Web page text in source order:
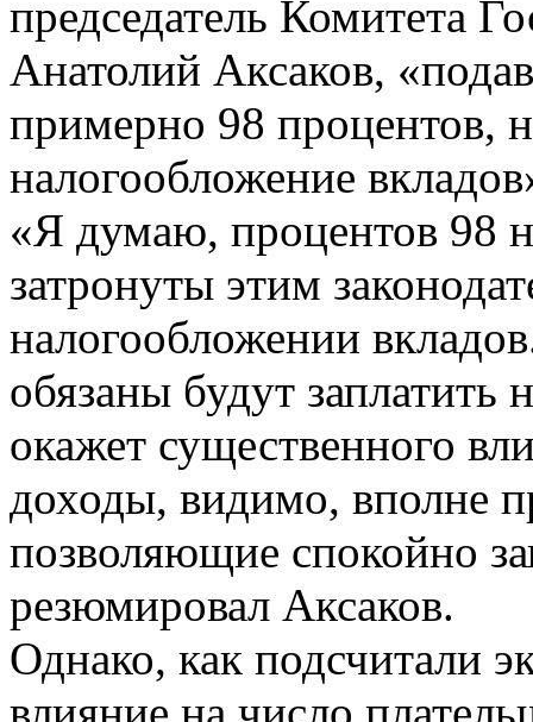
председатель Комитета
Анатолий Аксаков,
примерно 98 процентов,
налогообложение
«Я думаю, процентов 98
затронуты этим
налогообложении
обязаны будут заплатить
окажет существенного
доходы, видимо, вполне
позволяющие спокойно
резюмировал Аксаков.
Однако, как подсчитали
влияние на число